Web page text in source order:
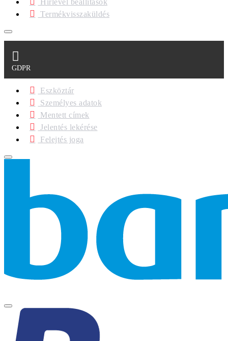
Hírlevél beállítások
Termékvisszaküldés
GDPR
Eszköztár
Személyes adatok
Mentett címek
Jelentés lekérése
Felejtés joga